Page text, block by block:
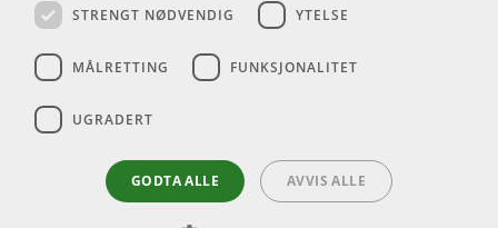
STRENGT NØDVENDIG YTELSE
MÅLRETTING FUNKSJONALITET
UGRADERT
GODTA ALLE AVVIS ALLE